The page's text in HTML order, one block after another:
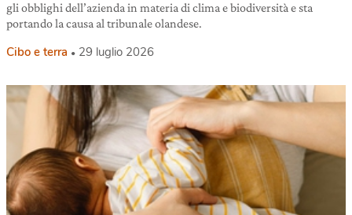
gli obblighi dell’azienda in materia di clima e biodiversità e sta
portando la causa al tribunale olandese.
Cibo e terra 29 luglio 2026